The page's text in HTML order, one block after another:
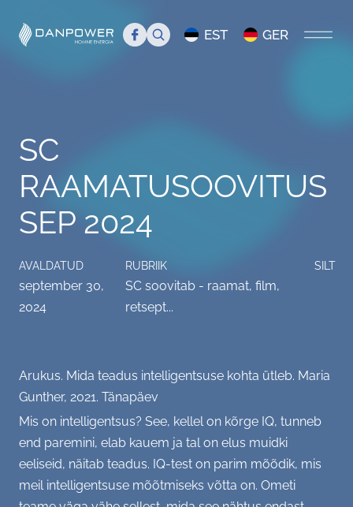
Tutvustus
Danpower meedias
TIIM
Liikmed
Servicecenter Danpower
(Kodu)kontor, (vaimne) tervis
SC soovitab - raamat, film, retsept...
GALERII
Tiim
KONTAKT
Search EST GER
SC
RAAMATUSOOVITUS
SEP 2024
AVALDATUD
september 30,
2024
RUBRIIK
SC soovitab - raamat, film,
retsept...
SILT
Arukus. Mida teadus intelligentsuse kohta ütleb. Maria
Gunther, 2021. Tänapäev
Mis on intelligentsus? See, kellel on kõrge IQ, tunneb
end paremini, elab kauem ja tal on elus muidki
eeliseid, näitab teadus. IQ-test on parim mõõdik, mis
meil intelligentsuse mõõtmiseks võtta on. Ometi